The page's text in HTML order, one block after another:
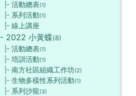
|- 活動總表(1)
|- 系列活動(1)
|- 線上講座
|- 2022 小黃蝶(8)
|- 活動總表(1)
|- 培訓活動(1)
|- 南方社區組織工作坊(2)
|- 生物多樣性系列活動(1)
|- 系列沙龍(3)